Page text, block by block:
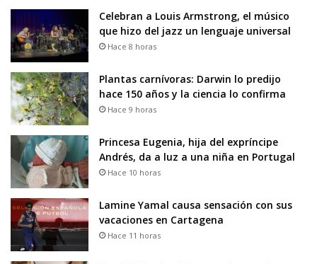
Celebran a Louis Armstrong, el músico
que hizo del jazz un lenguaje universal
Hace 8 horas
Plantas carnívoras: Darwin lo predijo
hace 150 años y la ciencia lo confirma
Hace 9 horas
Princesa Eugenia, hija del expríncipe
Andrés, da a luz a una niña en Portugal
Hace 10 horas
Lamine Yamal causa sensación con sus
vacaciones en Cartagena
Hace 11 horas